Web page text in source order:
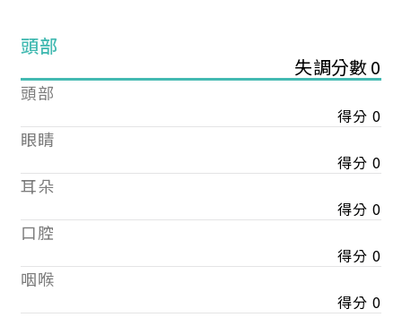
頭部
失調分數 0
頭部
得分 0
眼睛
得分 0
耳朵
得分 0
口腔
得分 0
咽喉
得分 0